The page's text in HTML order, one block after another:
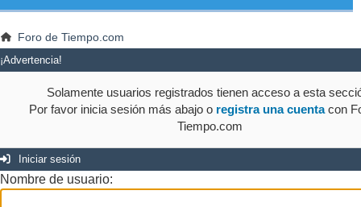
Foro de Tiempo.com
¡Advertencia!
Solamente usuarios registrados tienen acceso a esta
Por favor inicia sesión más abajo o registra una cuentacon
Tiempo.com
Iniciar sesión
Nombre de usuario: